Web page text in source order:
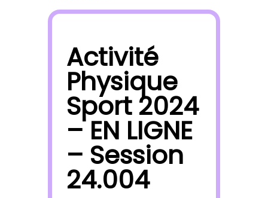
Activité
Physique
Sport 2024
– EN LIGNE
– Session
24.004